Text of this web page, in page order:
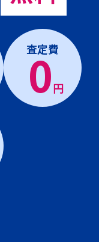
査定費
0円